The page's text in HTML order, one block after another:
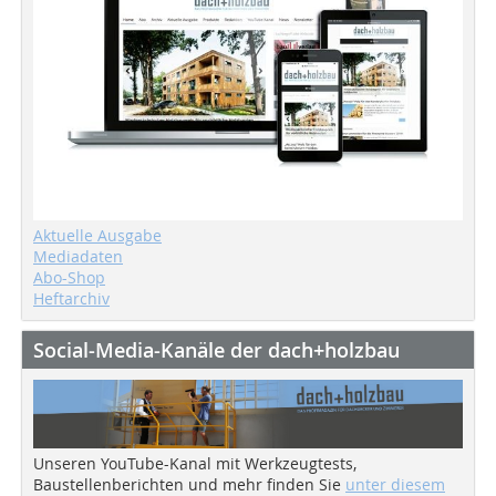
Aktuelle Ausgabe
Mediadaten
Abo-Shop
Heftarchiv
Social-Media-Kanäle der dach+holzbau
Unseren YouTube-Kanal mit Werkzeugtests,
Baustellenberichten und mehr finden Sie unter diesem